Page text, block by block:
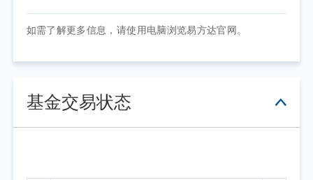
如需了解更多信息，请使用电脑浏览易方达官网。
基金交易状态